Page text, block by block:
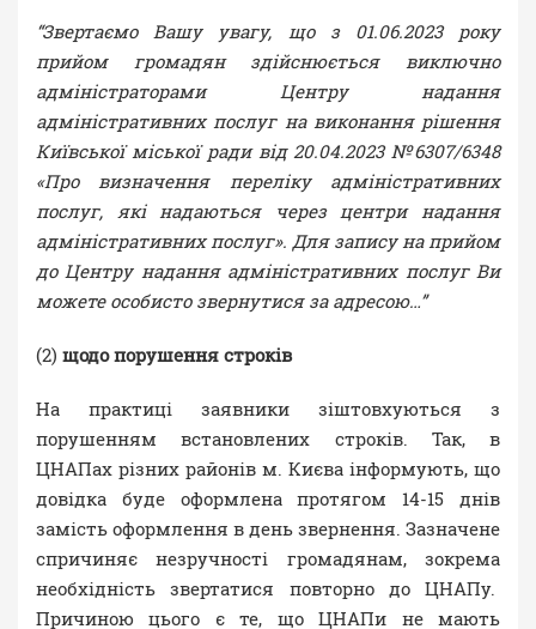
“Звертаємо Вашу увагу, що з 01.06.2023 року
прийом громадян здійснюється виключно
адміністраторами Центру надання
адміністративних послуг на виконання рішення
Київської міської ради від 20.04.2023 №6307/6348
«Про визначення переліку адміністративних
послуг, які надаються через центри надання
адміністративних послуг». Для запису на прийом
до Центру надання адміністративних послуг Ви
можете особисто звернутися за адресою…”
(2) щодо порушення строків
На практиці заявники зіштовхуються з
порушенням встановлених строків. Так, в
ЦНАПах різних районів м. Києва інформують, що
довідка буде оформлена протягом 14-15 днів
замість оформлення в день звернення. Зазначене
спричиняє незручності громадянам, зокрема
необхідність звертатися повторно до ЦНАПу.
Причиною цього є те, що ЦНАПи не мають